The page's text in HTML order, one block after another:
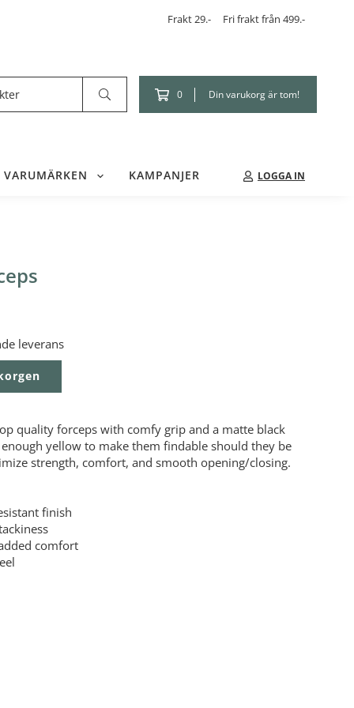
Frakt 29.- Fri frakt från 499.-
0 Din varukorg är tom!
VARUMÄRKEN KAMPANJER LOGGA IN
leverans
quality forceps with comfy grip and a matte black
yellow to make them findable should they be
strength, comfort, and smooth opening/closing.
finish
comfort